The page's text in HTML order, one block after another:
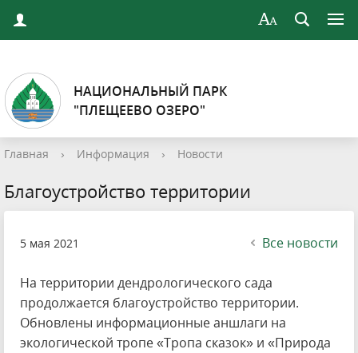
НАЦИОНАЛЬНЫЙ ПАРК
"ПЛЕЩЕЕВО ОЗЕРО"
Главная › Информация › Новости
Благоустройство территории
5 мая 2021 Все новости
На территории дендрологического сада
продолжается благоустройство территории.
Обновлены информационные аншлаги на
экологической тропе «Тропа сказок» и «Природа